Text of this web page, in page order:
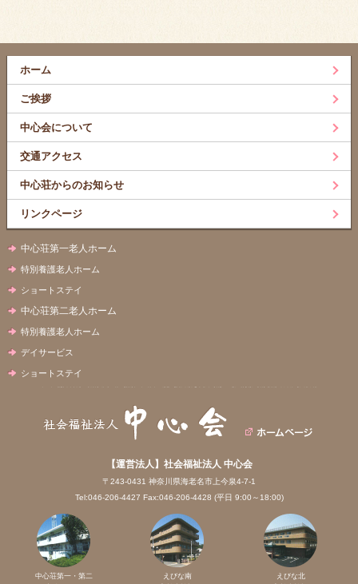
ホーム
ご挨拶
中心会について
交通アクセス
中心荘からのお知らせ
リンクページ
中心荘第一老人ホーム
特別養護老人ホーム
ショートステイ
中心荘第二老人ホーム
特別養護老人ホーム
デイサービス
ショートステイ
【運営法人】社会福祉法人 中心会
〒243-0431 神奈川県海老名市上今泉4-7-1
Tel:046-206-4427 Fax:046-206-4428 (平日 9:00～18:00)
中心荘第一・第二
えびな南
えびな北